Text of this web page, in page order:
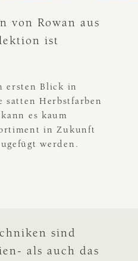
von Rowan aus
ist
ersten Blick in
satten Herbstfarben
es kaum
in Zukunft
werden.
sind
als auch das